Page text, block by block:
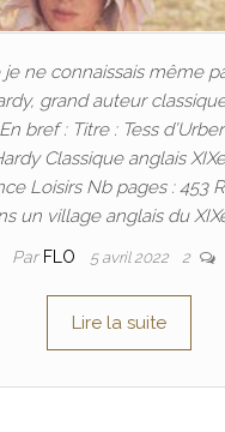
je ne connaissais même
grand auteur
bref : Titre : Tess
Classique anglais
Loisirs Nb pages : 453
un village anglais du
Par FLO 5 avril 2022 2
Lire la suite